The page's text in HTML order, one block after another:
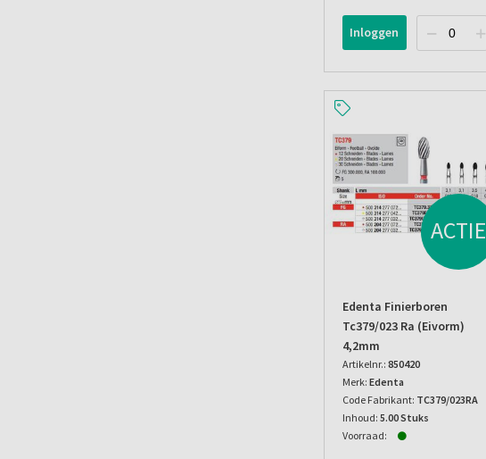
Inloggen
ACTIE
Edenta Finierboren
Tc379/023 Ra (eivorm)
4,2mm
Artikelnr.: 850420
Merk: Edenta
Code Fabrikant: TC379/023RA
Inhoud: 5.00 Stuks
Voorraad: